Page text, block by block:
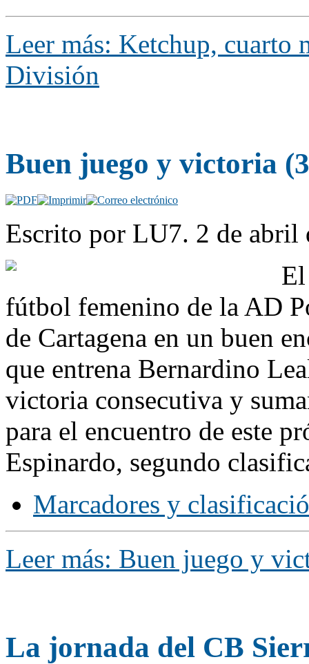
Leer más: Ketchup, cuarto
División
Buen juego y victoria
Escrito por LU7. 2 de abril
fútbol femenino de la AD
de Cartagena en un buen
que entrena Bernardino
victoria consecutiva y
para el encuentro de este
Espinardo, segundo
Marcadores y
Leer más: Buen juego y
La jornada del CB